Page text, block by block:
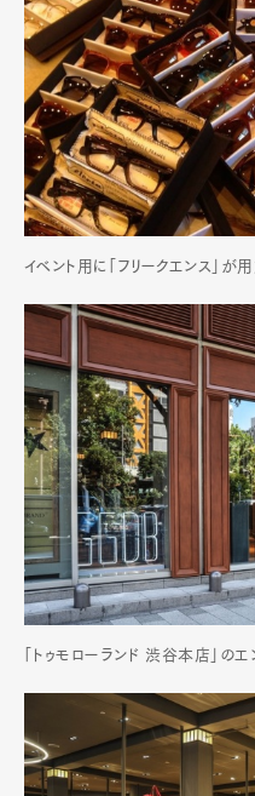
イベント用に「フリークエンス」が
「トゥモローランド 渋谷本店」のエ